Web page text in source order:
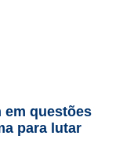
em questões
para lutar